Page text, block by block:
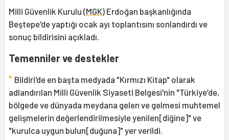
Milli Güvenlik Kurulu (MGK) Erdoğan başkanlığında
Beştepe'de yaptığı ocak ayı toplantısını sonlandırdı ve
sonuç bildirisini açıkladı.
Temenniler ve destekler
* Bildiri'de en başta medyada "Kırmızı Kitap" olarak
adlandırılan Milli Güvenlik Siyaseti Belgesi'nin "Türkiye’de,
bölgede ve dünyada meydana gelen ve gelmesi muhtemel
gelişmelerin değerlendirilmesiyle yenilen[diğine]" ve
"kurulca uygun bulun[duğuna]" yer verildi.